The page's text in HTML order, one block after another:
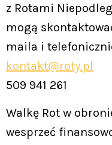
z Rotami
mogą
maila i
kontakt@roty.pl
509 941 261
Walkę Rot w
wesprzeć